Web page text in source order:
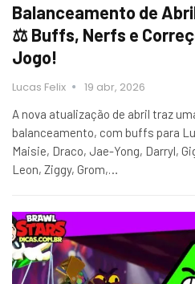
Balanceamento de
⚖️ Buffs, Nerfs e
Jogo!
Lucas Felix 19 abr, 2026
A nova atualização de abril traz
balanceamento, com buffs para
Maisie, Draco, Jae-Yong, Darryl,
Leon, Ziggy, Grom,…